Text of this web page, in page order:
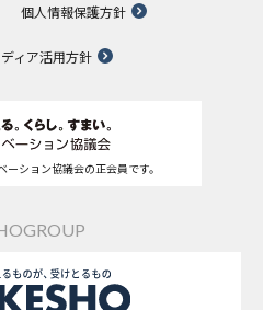
個人情報保護方針
ィア活用方針
ーション協議会の正会員です。